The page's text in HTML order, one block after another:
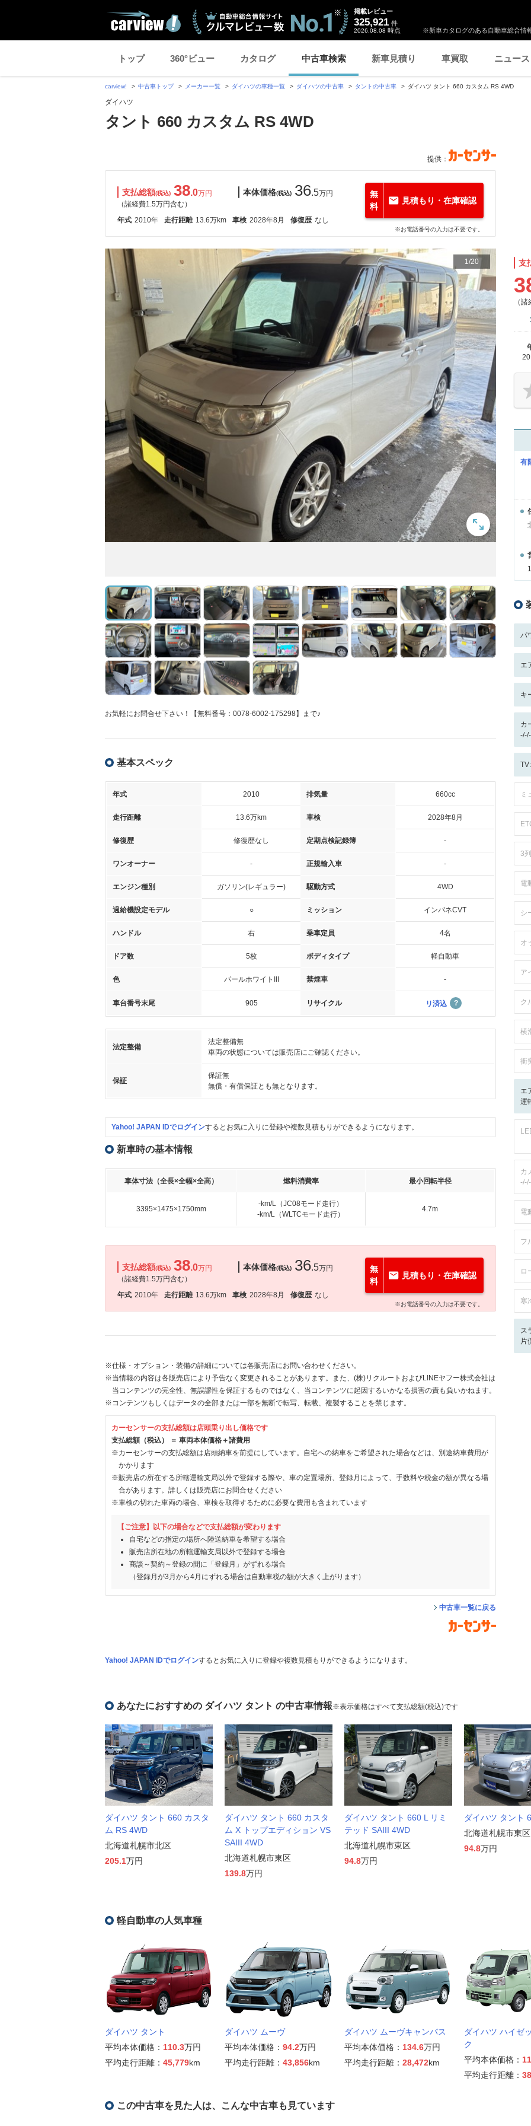
※新車カタログのある自動車総合情
掲載レビュー
325,921 件
2026.08.08 時点
トップ 360°ビュー カタログ 中古車検索 新車見積り 車買取 ニュース
carview! 中古車トップ メーカー一覧 ダイハツの車種一覧 ダイハツの中古車 タントの中古車 ダイハツ タント 660 カスタム RS 4WD
ダイハツ
タント 660 カスタム RS 4WD
提供：
支払総額(税込) 38.0万円
（諸経費1.5万円含む）
本体価格(税込) 36.5万円
年式 2010年 走行距離 13.6万km 車検 2028年8月 修復歴 なし
無
料
見積もり・在庫確認
※お電話番号の入力は不要です。
1/20
お気軽にお問合せ下さい！【無料番号：0078-6002-175298】まで♪
基本スペック
年式 2010 排気量 660cc
走行距離 13.6万km 車検 2028年8月
修復歴 修復歴なし 定期点検記録簿 -
ワンオーナー - 正規輸入車 -
エンジン種別 ガソリン(レギュラー) 駆動方式 4WD
過給機設定モデル ○ ミッション インパネCVT
ハンドル 右 乗車定員 4名
ドア数 5枚 ボディタイプ 軽自動車
色 パールホワイトIII 禁煙車 -
車台番号末尾 905 リサイクル リ済込
法定整備
法定整備無
車両の状態については販売店にご確認ください。
保証
保証無
無償・有償保証とも無となります。
Yahoo! JAPAN IDでログインするとお気に入りに登録や複数見積もりができるようになります。
新車時の基本情報
車体寸法（全長×全幅×全高） 燃料消費率 最小回転半径
3395×1475×1750mm
-km/L（JC08モード走行）
-km/L（WLTCモード走行）
4.7m
支払総額(税込) 38.0万円
（諸経費1.5万円含む）
本体価格(税込) 36.5万円
年式 2010年 走行距離 13.6万km 車検 2028年8月 修復歴 なし
無
料
見積もり・在庫確認
※お電話番号の入力は不要です。
※仕様・オプション・装備の詳細については各販売店にお問い合わせください。
※当情報の内容は各販売店により予告なく変更されることがあります。また、(株)リクルートおよびLINEヤフー株式会社は
当コンテンツの完全性、無誤謬性を保証するものではなく、当コンテンツに起因するいかなる損害の責も負いかねます。
※コンテンツもしくはデータの全部または一部を無断で転写、転載、複製することを禁じます。
カーセンサーの支払総額は店頭乗り出し価格です
支払総額（税込） ＝ 車両本体価格＋諸費用
※カーセンサーの支払総額は店頭納車を前提にしています。自宅への納車をご希望された場合などは、別途納車費用が
かかります
※販売店の所在する所轄運輸支局以外で登録する際や、車の定置場所、登録月によって、手数料や税金の額が異なる場
合があります。詳しくは販売店にお問合せください
※車検の切れた車両の場合、車検を取得するために必要な費用も含まれています
【ご注意】以下の場合などで支払総額が変わります
自宅などの指定の場所へ陸送納車を希望する場合
販売店所在地の所轄運輸支局以外で登録する場合
商談～契約～登録の間に「登録月」がずれる場合
（登録月が3月から4月にずれる場合は自動車税の額が大きく上がります）
中古車一覧に戻る
Yahoo! JAPAN IDでログインするとお気に入りに登録や複数見積もりができるようになります。
支
（
有
パ
エ
キ
カ
ミ
3
電
シ
オ
ア
ク
横
衝
エ
運
カ
電
フ
ロ
寒
ス
片
あなたにおすすめの ダイハツ タント の中古車情報※表示価格はすべて支払総額(税込)です
ダイハツ タント 660 カスタ
ム RS 4WD
北海道札幌市北区
205.1万円
ダイハツ タント 660 カスタ
ム X トップエディション VS
SAIII 4WD
北海道札幌市東区
139.8万円
ダイハツ タント 660 L リミ
テッド SAIII 4WD
北海道札幌市東区
94.8万円
ダイハツ タント
北海道札幌市東区
94.8万円
軽自動車の人気車種
ダイハツ タント
平均本体価格： 110.3万円
平均走行距離： 45,779km
ダイハツ ムーヴ
平均本体価格： 94.2万円
平均走行距離： 43,856km
ダイハツ ムーヴキャンバス
平均本体価格： 134.6万円
平均走行距離： 28,472km
ダイハツ ハイゼ
ク
平均本体価格：
平均走行距離：
この中古車を見た人は、こんな中古車も見ています